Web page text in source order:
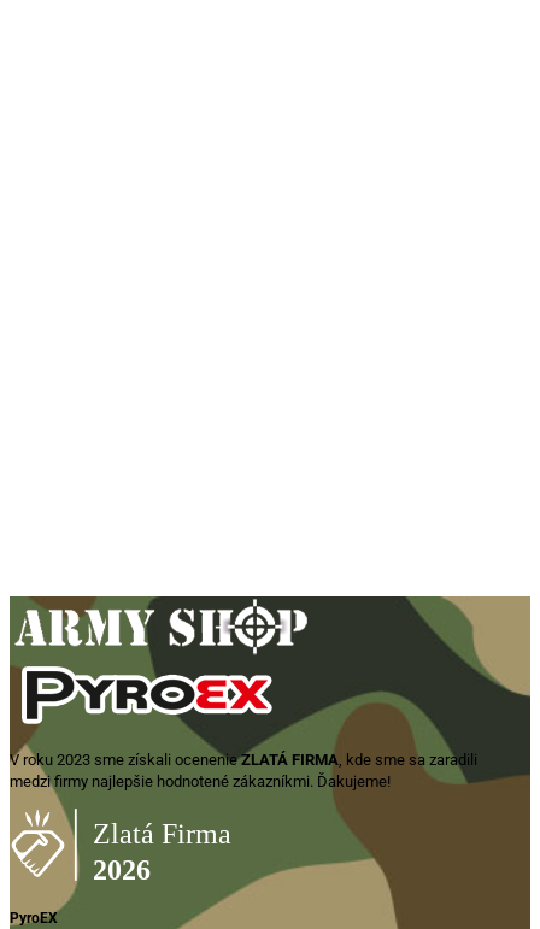
V roku 2023 sme získali ocenenieZLATÁ FIRMA , kde sme sa zaradili
medzi firmy najlepšie hodnotené zákazníkmi. Ďakujeme!
PyroEX